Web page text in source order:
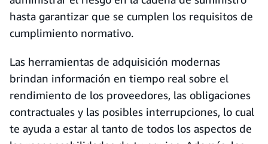
hasta garantizar que se cumplen los requisitos de
cumplimiento normativo.
Las herramientas de adquisición modernas
brindan información en tiempo real sobre el
rendimiento de los proveedores, las obligaciones
contractuales y las posibles interrupciones, lo cual
te ayuda a estar al tanto de todos los aspectos de